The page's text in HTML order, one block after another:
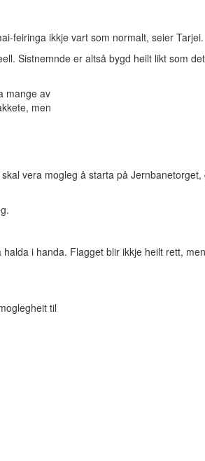
feiringa ikkje vart som normalt, seier Tarjei.
Sistnemnde er altså bygd heilt likt som
mange av
men
vera mogleg å starta på
i handa. Flagget blir ikkje heilt rett,
til